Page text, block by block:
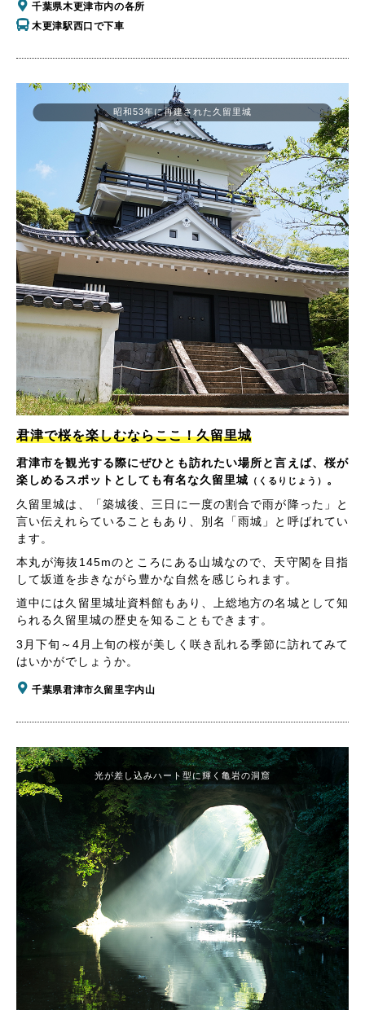
千葉県木更津市内の各所
木更津駅西口で下車
君津で桜を楽しむならここ！久留里城
君津市を観光する際にぜひとも訪れたい場所と言えば、桜が
楽しめるスポットとしても有名な久留里城 （くるりじょう） 。
久留里城は、「築城後、三日に一度の割合で雨が降った」と
言い伝えれらていることもあり、別名「雨城」と呼ばれてい
ます。
本丸が海抜145mのところにある山城なので、天守閣を目指
して坂道を歩きながら豊かな自然を感じられます。
道中には久留里城址資料館もあり、上総地方の名城として知
られる久留里城の歴史を知ることもできます。
3月下旬～4月上旬の桜が美しく咲き乱れる季節に訪れてみて
はいかがでしょうか。
千葉県君津市久留里字内山
昭和53年に再建された久留里城
光が差し込みハート型に輝く亀岩の洞窟